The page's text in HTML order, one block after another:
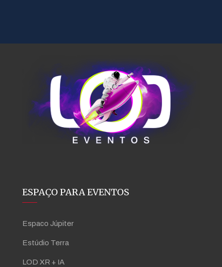
ESPAÇO PARA EVENTOS
Espaco Júpiter
Estúdio Terra
LOD XR + IA